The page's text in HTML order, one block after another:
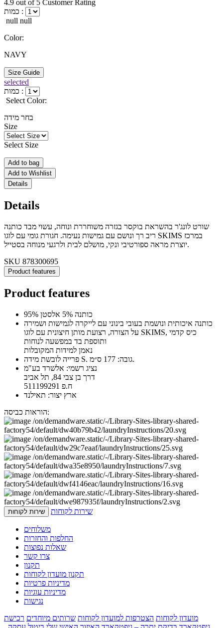
4.9 out of 5 Customer Rating
כמות :
null null
Color:
NAVY
Size Guide
selected
כמות :
Select Color:
בחר מידה
Size
Select Size
Add to bag
Add to Wishlist
Details
Details
שורט לונג'ר בהשראת בוקסר בגזרה משוחררת ונוחה, עשוי מבד כותנה
ריב רך ונושם עם גמישות נעימה. חגורת גומי עם לוגו SKIMS במרכז
יוצרת מראה ספורטיבי ונקי, מושלם לבית ולרגעי מנוחה בסטייל.
SKU 878300695
Product features
Product features
95% כותנה 5% אלסטן
כותנה איכותית ונושמת בעובי בינוני עם לייקרה לגמישות ושמירה
על הצורה, רצועת מותן חיצונית עם לוגו SKIMS, כיס קדמי
ותוספת בד במפשעה לנוחות
נאמן למידות המקובלות
פרייה לובשת מידה S. גובה: 177 ס״מ.
נציג רשמי: אלשרד בע"מ
דרך בן צבי 84, תל אביב
ח.פ 511199291
ארץ יצור: תאילנד
הוראות כביסה:
שירות לקוחות שירות לקוחות
משלוחים
החלפות והחזרות
שאלות נפוצות
צרו קשר
תקנון
תקנון מועדון לקוחות
מדיניות פרטיות
מדיניות עוגיות
נגישות
מועדון לקוחות הצטרפות למועדון לקוחות שרותים מיוחדים רכישת